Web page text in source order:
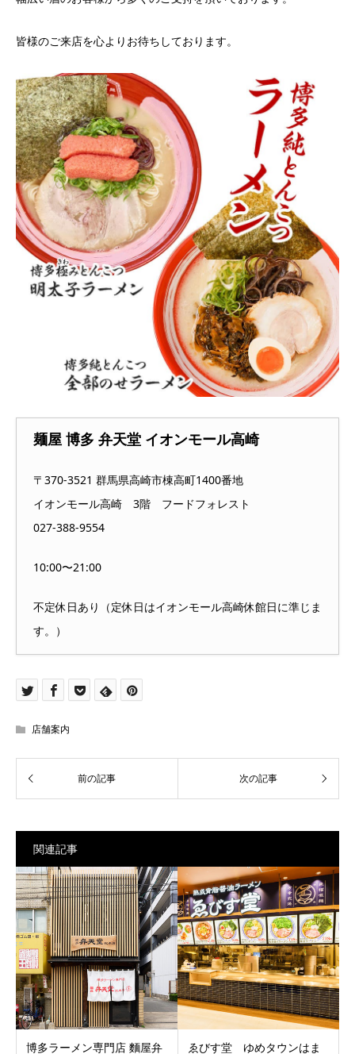
皆様のご来店を心よりお待ちしております。
麺屋 博多 弁天堂 イオンモール高崎
〒370-3521 群馬県高崎市棟高町1400番地
イオンモール高崎 3階 フードフォレスト
027-388-9554
10:00〜21:00
不定休日あり（定休日はイオンモール高崎休館日に準じま
す。）
店舗案内
関連記事
博多ラーメン専門店 麵屋弁 ゑびす堂 ゆめタウンはま